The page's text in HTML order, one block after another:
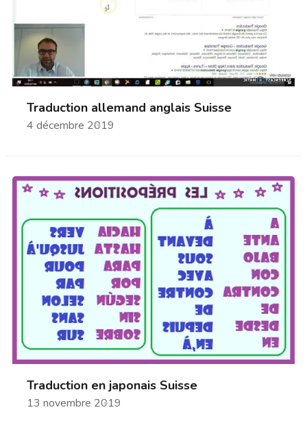
Traduction allemand anglais Suisse
4 décembre 2019
Traduction en japonais Suisse
13 novembre 2019